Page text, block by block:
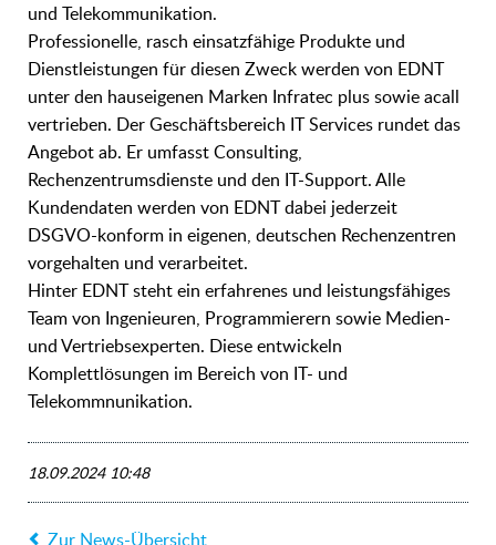
und Telekommunikation.
Professionelle, rasch einsatzfähige Produkte und
Dienstleistungen für diesen Zweck werden von EDNT
unter den hauseigenen Marken Infratec plus sowie acall
vertrieben. Der Geschäftsbereich IT Services rundet das
Angebot ab. Er umfasst Consulting,
Rechenzentrumsdienste und den IT-Support. Alle
Kundendaten werden von EDNT dabei jederzeit
DSGVO-konform in eigenen, deutschen Rechenzentren
vorgehalten und verarbeitet.
Hinter EDNT steht ein erfahrenes und leistungsfähiges
Team von Ingenieuren, Programmierern sowie Medien-
und Vertriebsexperten. Diese entwickeln
Komplettlösungen im Bereich von IT- und
Telekommnunikation.
18.09.2024 10:48
Zur News-Übersicht